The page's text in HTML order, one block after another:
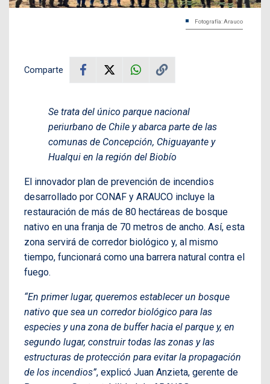
Fotografía: Arauco
Comparte
Se trata del único parque nacional
periurbano de Chile y abarca parte de las
comunas de Concepción, Chiguayante y
Hualqui en la región del Biobío
El innovador plan de prevención de incendios
desarrollado por CONAF y ARAUCO incluye la
restauración de más de 80 hectáreas de bosque
nativo en una franja de 70 metros de ancho. Así, esta
zona servirá de corredor biológico y, al mismo
tiempo, funcionará como una barrera natural contra el
fuego.
“En primer lugar, queremos establecer un bosque
nativo que sea un corredor biológico para las
especies y una zona de buffer hacia el parque y, en
segundo lugar, construir todas las zonas y las
estructuras de protección para evitar la propagación
de los incendios”, explicó Juan Anzieta, gerente de